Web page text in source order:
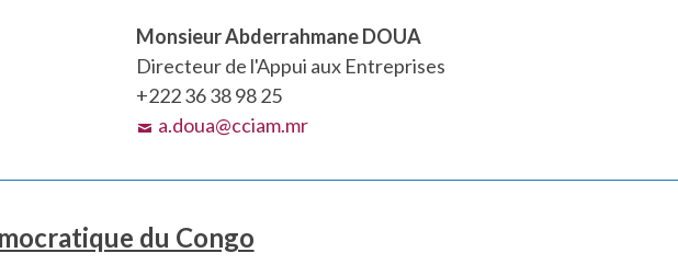
Monsieur Abderrahmane DOUA
Directeur de l'Appui aux Entreprises
+222 36 38 98 25
a.doua@cciam.mr
du Congo